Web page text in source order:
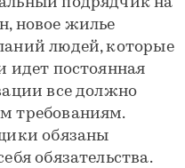
новое жилье
людей, которые
идет постоянная
все должно
требованиям.
обязаны
обязательства.